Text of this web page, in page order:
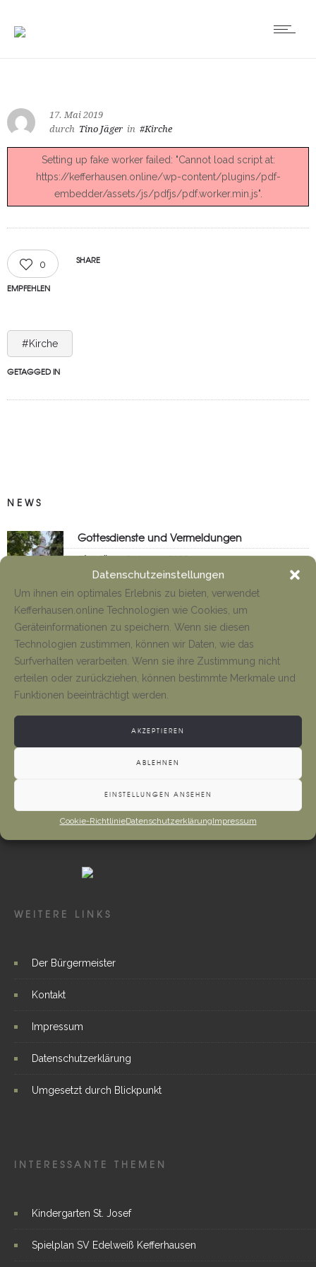
Datenschutzeinstellungen
Um ihnen ein optimales Erlebnis zu bieten, verwendet
Kefferhausen.online Technologien wie Cookies, um
Geräteinformationen zu speichern. Wenn sie diesen
Technologien zustimmen, können wir Daten, wie das
Surfverhalten verarbeiten. Wenn sie ihre Zustimmung nicht
erteilen oder zurückziehen, können bestimmte Merkmale und
Funktionen beeinträchtigt werden.
AKZEPTIEREN
ABLEHNEN
EINSTELLUNGEN ANSEHEN
Cookie-RichtlinieDatenschutzerklärungImpressum
17. Mai 2019
durch Tino Jäger in #Kirche
Setting up fake worker failed: "Cannot load script at:
https://kefferhausen.online/wp-content/plugins/pdf-
embedder/assets/js/pdfjs/pdf.worker.min.js".
0
EMPFEHLEN
SHARE
#Kirche
GETAGGED IN
NEWS
Gottesdienste und Vermeldungen
Tino Jäger 8. August 2026
Anfahrt Cyriakuswallfahrt
Neueröffnung Gaststätte
Tino Jäger 1. August 2026
WEITERE LINKS
Der Bürgermeister
Kontakt
Impressum
Datenschutzerklärung
Umgesetzt durch Blickpunkt
INTERESSANTE THEMEN
Kindergarten St. Josef
Spielplan SV Edelweiß Kefferhausen